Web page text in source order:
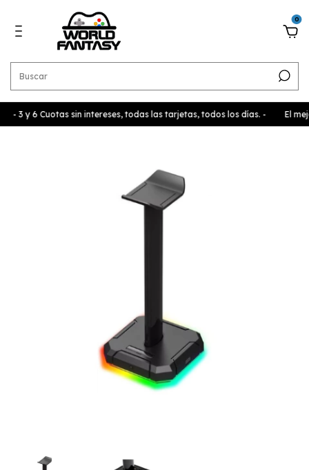
0
- 3 y 6 Cuotas sin intereses, todas las tarjetas, todos los días. - El